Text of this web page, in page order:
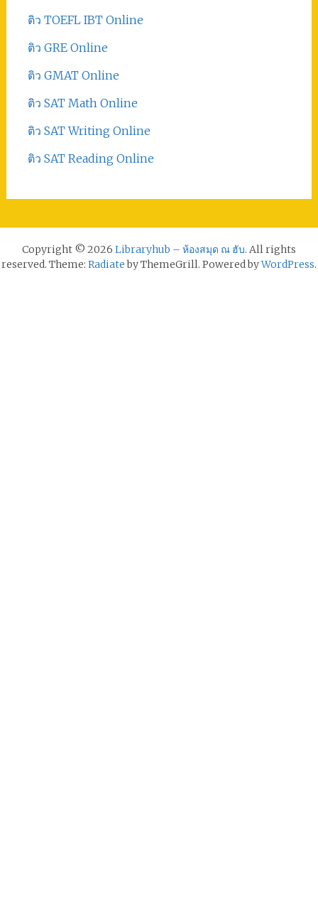
ติว TOEFL IBT Online
ติว GRE Online
ติว GMAT Online
ติว SAT Math Online
ติว SAT Writing Online
ติว SAT Reading Online
Copyright © 2026 Libraryhub – ห้องสมุด ณ ฮับ. All rights
reserved. Theme: Radiateby ThemeGrill. Powered byWordPress.